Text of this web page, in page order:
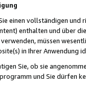
einen vollständigen
enthalten und über
müssen
in Ihrer Anwendung
Sie, ob sie
und Sie dürfen